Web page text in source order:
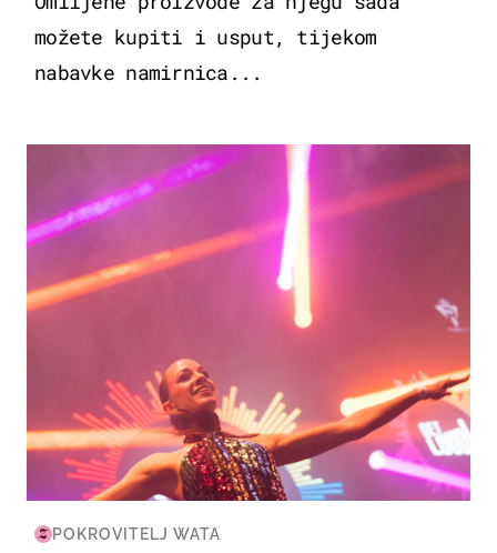
možete kupiti i usput, tijekom
nabavke namirnica...
KULTURA & ZABAVA
POKROVITELJ WATA